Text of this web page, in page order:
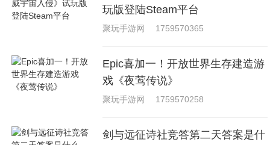
玩版登陆Steam平台
聚玩手游网 1759570365
Epic喜加一！开放世界生存建造游
戏《夜莺传说》
聚玩手游网 1759570258
剑与远征诗社竞答第二天答案是什